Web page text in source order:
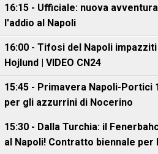
16:15 - Ufficiale: nuova
l'addio al Napoli
16:00 - Tifosi del Napoli
Hojlund | VIDEO CN24
15:45 - Primavera Napoli-Portici
per gli azzurrini di Nocerino
15:30 - Dalla Turchia: il
al Napoli! Contratto biennale per